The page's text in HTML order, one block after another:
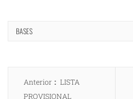
BASES
Navegación
Anterior
Entrada
anterior:
LISTA
PROVISIONAL